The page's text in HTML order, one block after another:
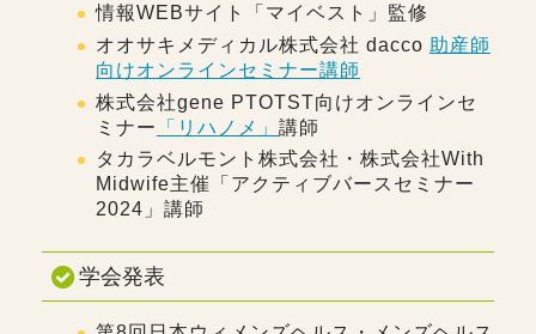
情報WEBサイト「マイベスト」監修
オオサキメディカル株式会社 dacco 助産師
向けオンラインセミナー講師
株式会社gene PTOTST向けオンラインセ
ミナー
「リハノメ」 講師
タカラベルモント株式会社・株式会社With
Midwife主催「アクティブバースセミナー
2024」講師
学会発表